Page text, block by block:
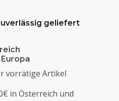
geliefert
vorrätige Artikel
in Österreich und